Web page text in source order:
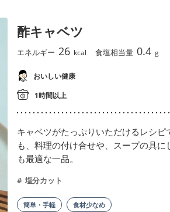
酢キャベツ
エネルギー 26 kcal 食塩相当量 0.4 g
おいしい健康
1時間以上
キャベツがたっぷりいただけるレシピ
も、料理の付け合せや、スープの具に
も最適な一品。
塩分カット
簡単・手軽 食材少なめ